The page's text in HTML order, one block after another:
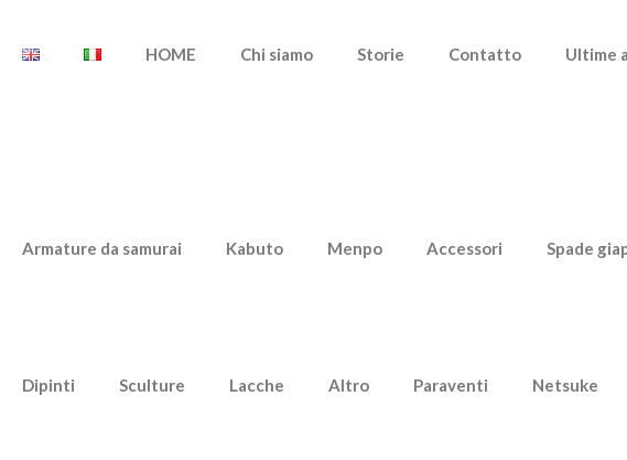
HOME Chi siamo Storie Contatto Ultime
Armature da samurai Kabuto Menpo Accessori Spade
Dipinti Sculture Lacche Altro Paraventi Netsuke